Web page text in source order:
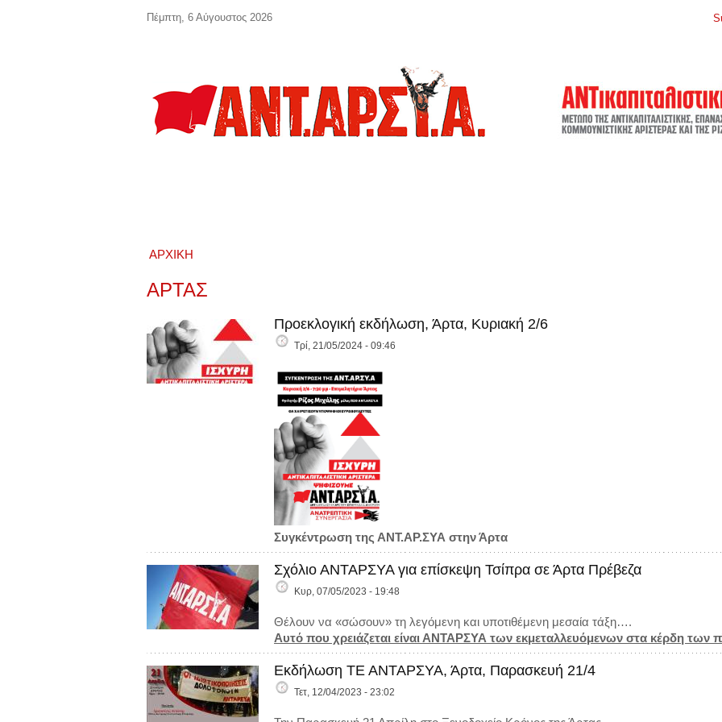
ΑΡΧΙΚΉ
ΑΡΤΑΣ
Προεκλογική εκδήλωση, Άρτα, Κυριακή 2/6
Τρί, 21/05/2024 - 09:46
Συγκέντρωση της ΑΝΤ.ΑΡ.ΣΥΑ στην Άρτα
Σχόλιο ΑΝΤΑΡΣΥΑ για επίσκεψη Τσίπρα σε Άρτα Πρέβεζα
Κυρ, 07/05/2023 - 19:48
Θέλουν να «σώσουν» τη λεγόμενη και υποτιθέμενη μεσαία τάξη….
Αυτό που χρειάζεται είναι ΑΝΤΑΡΣΥΑ των εκμεταλλευόμενων στα κέρδη των
Εκδήλωση ΤΕ ΑΝΤΑΡΣΥΑ, Άρτα, Παρασκευή 21/4
Τετ, 12/04/2023 - 23:02
Πέμπτη, 6 Αύγουστος 2026